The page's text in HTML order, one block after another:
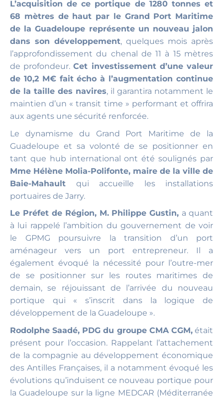
L’acquisition de ce portique de 1280 tonnes et
68 mètres de haut par le Grand Port Maritime
de la Guadeloupe représente un nouveau jalon
dans son développement, quelques mois après
l’approfondissement du chenal de 11 à 15 mètres
de profondeur.Cet investissement d’une valeur
de 10,2 M€ fait écho à l’augmentation continue
de la taille des navires, il garantira notamment le
maintien d’un « transit time » performant et offrira
aux agents une sécurité renforcée.
Le dynamisme du Grand Port Maritime de la
Guadeloupe et sa volonté de se positionner en
tant que hub international ont été soulignés par
Mme Hélène Molia-Polifonte, maire de la ville de
Baie-Mahault qui accueille les installations
portuaires de Jarry.
Le Préfet de Région, M. Philippe Gustin, a quant
à lui rappelé l’ambition du gouvernement de voir
le GPMG poursuivre la transition d’un port
aménageur vers un port entrepreneur. Il a
également évoqué la nécessité pour l’outre-mer
de se positionner sur les routes maritimes de
demain, se réjouissant de l’arrivée du nouveau
portique qui « s’inscrit dans la logique de
développement de la Guadeloupe ».
Rodolphe Saadé, PDG du groupe CMA CGM,était
présent pour l’occasion. Rappelant l’attachement
de la compagnie au développement économique
des Antilles Françaises, il a notamment évoqué les
évolutions qu’induisent ce nouveau portique pour
la Guadeloupe sur la ligne MEDCAR (Méditerranée